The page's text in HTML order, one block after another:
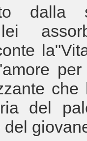
dalla
lei
che
del
del